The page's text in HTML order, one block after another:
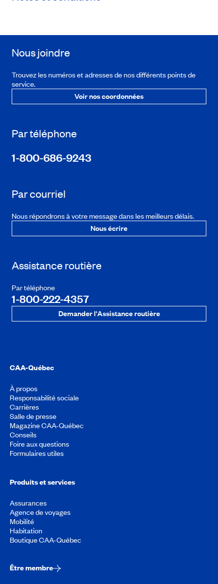
Nous joindre
Trouvez les numéros et adresses de nos différents points de
service.
Voir nos coordonnées
Par téléphone
1-800-686-9243
Par courriel
Nous répondrons à votre message dans les meilleurs délais.
Nous écrire
Assistance routière
Par téléphone
1-800-222-4357
Demander l'Assistance routière
CAA-Québec
À propos
Responsabilité sociale
Carrières
Salle de presse
Magazine CAA-Québec
Conseils
Foire aux questions
Formulaires utiles
Produits et services
Assurances
Agence de voyages
Mobilité
Habitation
Boutique CAA-Québec
Être membre